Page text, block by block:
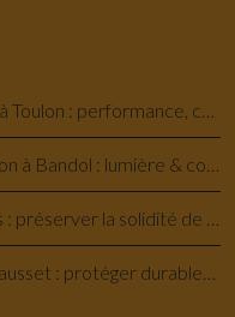
Isolation en laine de verre minérale à Toulon : performance, confort et économie
Pose de Velux à projection et rotation à Bandol : lumière & confort savoir-faire
Traitement de charpente à Ollioules : préserver la solidité de votre maison
Réparation de solin en plomb au Beausset : protéger durablement votre toiture